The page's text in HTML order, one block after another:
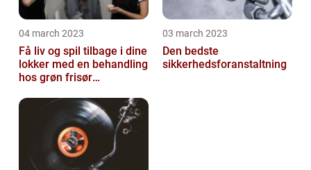
04 march 2023
Få liv og spil tilbage i dine
lokker med en behandling
hos grøn frisør
03 march 2023
Den bedste
sikkerhedsforanstaltning